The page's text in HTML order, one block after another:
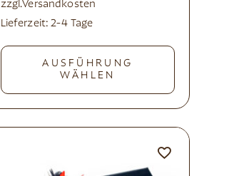
zzgl.Versandkosten
Lieferzeit:2-4 Tage
AUSFÜHRUNG
WÄHLEN